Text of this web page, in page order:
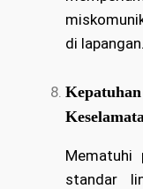
di lapangan.
Mematuhi
standar